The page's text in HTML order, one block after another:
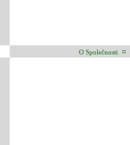
O Společnosti ¤